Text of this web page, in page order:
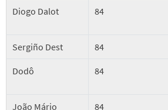
Diogo Dalot 84
Sergiño Dest 84
Dodô 84
João Mário 84